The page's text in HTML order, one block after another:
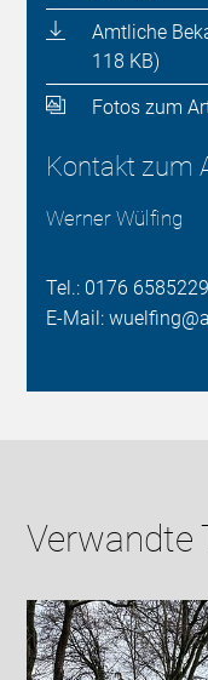
Amtliche
118 KB)
Fotos zum
Kontakt zum
Werner Wülfing
Tel.: 0176
E-Mail:
Verwandte